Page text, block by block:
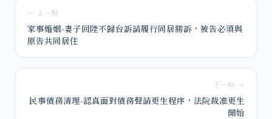
← 上一則
家事婚姻-妻子回陸不歸台訴請履行同居勝訴，被告必須與
原告共同居住
下一則 →
民事債務清理-認真面對債務聲請更生程序，法院裁准更生
開始